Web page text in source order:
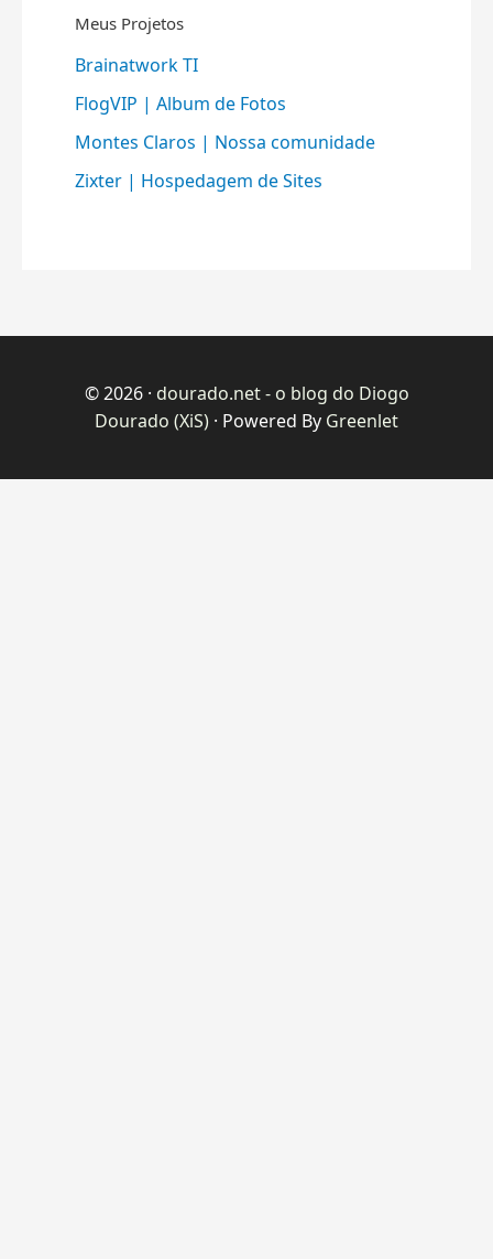
Meus Projetos
Brainatwork TI
FlogVIP | Album de Fotos
Montes Claros | Nossa comunidade
Zixter | Hospedagem de Sites
© 2026 · dourado.net - o blog do Diogo
Dourado (XiS) · Powered By Greenlet